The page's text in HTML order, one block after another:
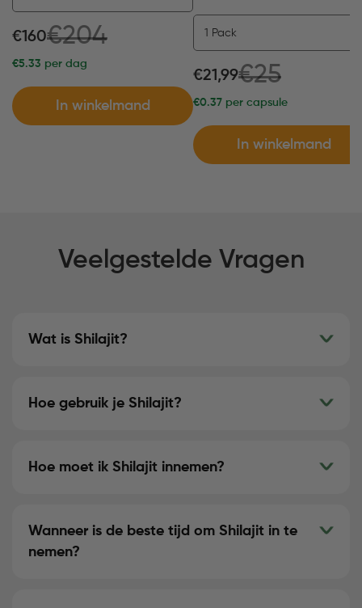
€160€204
€5.33 per dag
In winkelmand
€21,99€25
€0.37 per capsule
In winkelmand
Veelgestelde Vragen
Wat is Shilajit?
Hoe gebruik je Shilajit?
Hoe moet ik Shilajit innemen?
Wanneer is de beste tijd om Shilajit in te
nemen?